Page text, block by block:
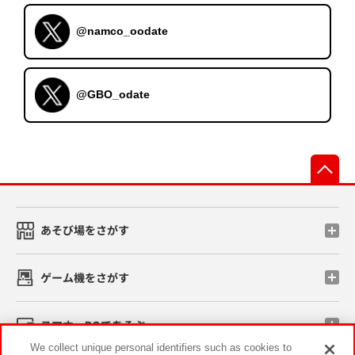
@namco_oodate
@GBO_odate
あそび場をさがす
ゲーム機をさがす
スマホ・PCであそぶ
We collect unique personal identifiers such as cookies to